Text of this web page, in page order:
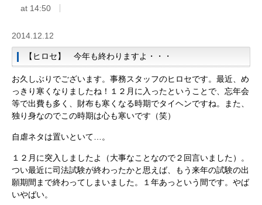
at 14:50
2014.12.12
【ヒロセ】 今年も終わりますよ・・・
お久しぶりでございます。事務スタッフのヒロセです。最近、め
っきり寒くなりましたね！１２月に入ったということで、忘年会
等で出費も多く、財布も寒くなる時期でタイヘンですね。また、
独り身なのでこの時期は心も寒いです（笑）
自虐ネタは置いといて…。
１２月に突入しましたよ（大事なことなので２回言いました）。
つい最近に司法試験が終わったかと思えば、もう来年の試験の出
願期間まで終わってしまいました。１年あっという間です。やば
いやばい。